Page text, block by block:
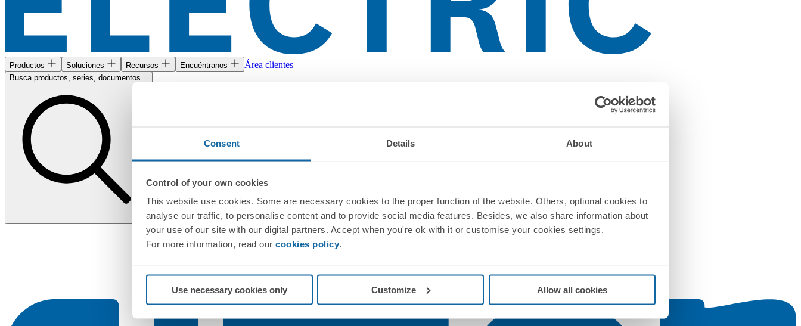
Consent Details About
Control of your own cookies
This website use cookies. Some are necessary cookies to the proper function of the website. Others, optional cookies to
analyse our traffic, to personalise content and to provide social media features. Besides, we also share information about
your use of our site with our digital partners. Accept when you're ok with it or customise your cookies settings.
For more information, read our cookies policy.
Use necessary cookies only Customize Allow all cookies
Productos Soluciones Recursos Encuéntranos Área clientes
Busca productos, series, documentos...